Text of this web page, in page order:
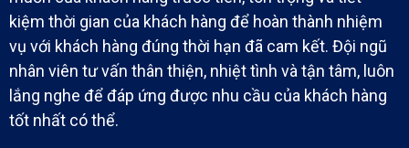
kiệm thời gian của khách hàng để hoàn thành nhiệm
vụ với khách hàng đúng thời hạn đã cam kết. Đội ngũ
nhân viên tư vấn thân thiện, nhiệt tình và tận tâm, luôn
lắng nghe để đáp ứng được nhu cầu của khách hàng
tốt nhất có thể.